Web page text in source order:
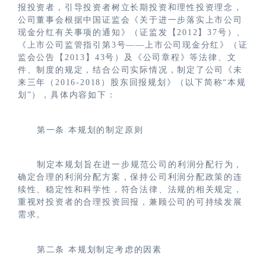
报投资者，引导投资者树立长期投资和理性投资理念，
公司董事会根据中国证监会《关于进一步落实上市公司
现金分红有关事项的通知》（证监发【2012】37号）、
《上市公司监管指引第3号——上市公司现金分红》（证
监会公告【2013】43号）及《公司章程》等法律、文
件、制度的规定，结合公司实际情况，制定了公司《未
来三年（2016-2018）股东回报规划》（以下简称“本规
划”），具体内容如下：
第一条 本规划的制定原则
制定本规划旨在进一步规范公司的利润分配行为，
确定合理的利润分配方案，保持公司利润分配政策的连
续性、稳定性和科学性，符合法律、法规的相关规定，
重视对投资者的合理投资回报，兼顾公司的可持续发展
需求。
第二条 本规划制定考虑的因素